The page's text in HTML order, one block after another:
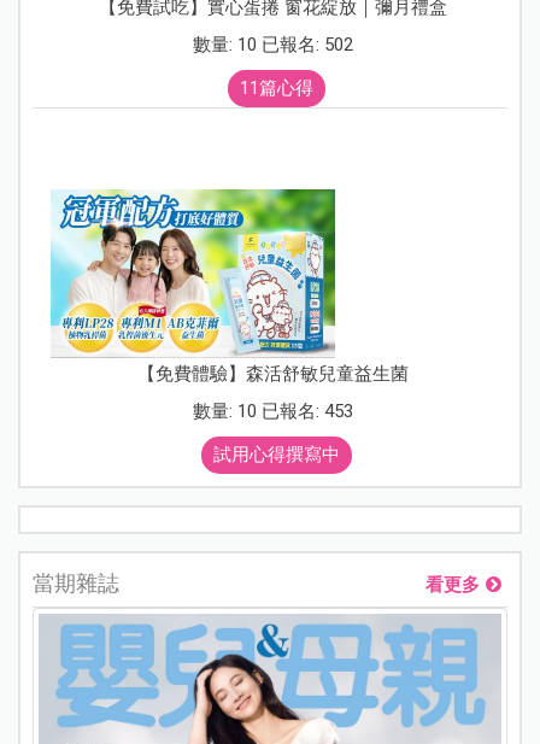
【免費試吃】實心蛋捲 窗花綻放｜彌月禮盒
數量: 10 已報名: 502
11篇心得
【免費體驗】森活舒敏兒童益生菌
數量: 10 已報名: 453
試用心得撰寫中
當期雜誌 看更多